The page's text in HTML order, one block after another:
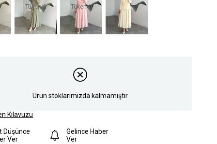
Tükendi Tükendi
Ürün stoklarımızda kalmamıştır.
Kılavuzu
Düşünce
Ver
Gelince Haber
Ver